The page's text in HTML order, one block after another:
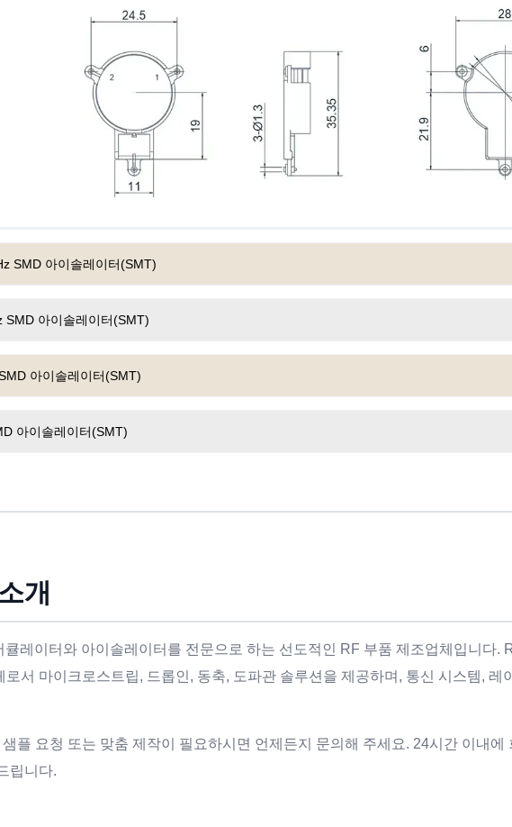
SMD 아이솔레이터(SMT)
SMD 아이솔레이터(SMT)
아이솔레이터(SMT)
아이솔레이터(SMT)
개
큘레이터와 아이솔레이터를 전문으로 하는 선도적인 RF 부품 제조업체입니다.
로서 마이크로스트립, 드롭인, 동축, 도파관 솔루션을 제공하며, 통신 시스템, 레
플 요청 또는 맞춤 제작이 필요하시면 언제든지 문의해 주세요. 24시간 이내
립니다.